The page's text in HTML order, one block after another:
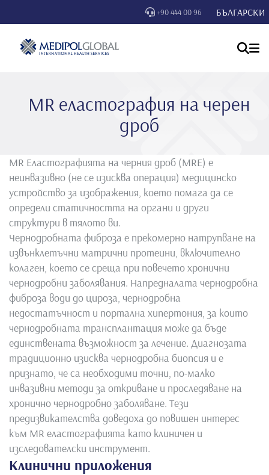
+90 444 00 96 БЪЛГАРСКИ
MR еластография на черен
дроб
MR Еластографията на черния дроб (MRE) е
неинвазивно (не се изисква операция) медицинско
устройство за изображения, което помага да се
определи статичността на органи и други
структури в тялото ви.
Чернодробната фиброза е прекомерно натрупване на
извънклетъчни матрични протеини, включително
колаген, което се среща при повечето хронични
чернодробни заболявания. Напредналата чернодробна
фиброза води до цироза, чернодробна
недостатъчност и портална хипертония, за които
чернодробната трансплантация може да бъде
единствената възможност за лечение. Диагнозата
традиционно изисква чернодробна биопсия и е
признато, че са необходими точни, по-малко
инвазивни методи за откриване и проследяване на
хронично чернодробно заболяване. Тези
предизвикателства доведоха до повишен интерес
към MR еластографията като клиничен и
изследователски инструмент.
Клинични приложения